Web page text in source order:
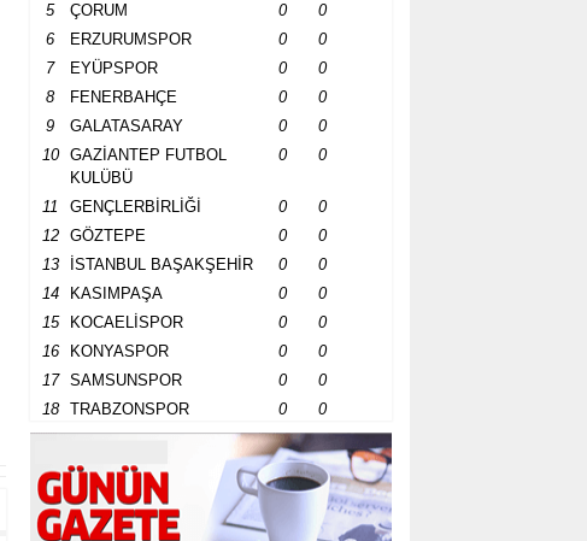
5
ÇORUM 0
0
6
ERZURUMSPOR 0
0
7
EYÜPSPOR 0
0
8
FENERBAHÇE 0
0
9
GALATASARAY 0
0
10
GAZİANTEP FUTBOL
KULÜBÜ
0 0
11 GENÇLERBİRLİĞİ 0
0
12
GÖZTEPE 0
0
13
İSTANBUL BAŞAKŞEHİR 0
0
14
KASIMPAŞA 0
0
15
KOCAELİSPOR 0
0
16
KONYASPOR 0
0
17
SAMSUNSPOR 0
0
18
TRABZONSPOR 0 0